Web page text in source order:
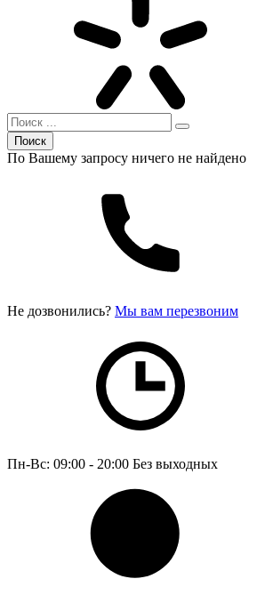
Поиск
По Вашему запросу ничего не найдено
Не дозвонились? Мы вам перезвоним
Пн-Вс: 09:00 - 20:00 Без выходных